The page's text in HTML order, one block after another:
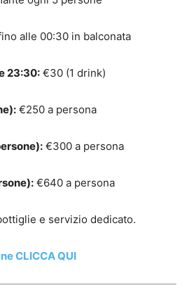
alle 00:30 in balconata
23:30: €30 (1 drink)
€250 a persona
€300 a persona
€640 a persona
e servizio dedicato.
CLICCA QUI